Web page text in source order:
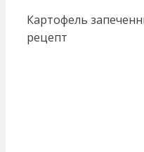
Картофель
рецепт